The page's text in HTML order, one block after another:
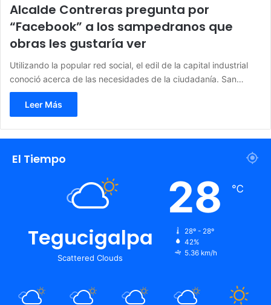
Alcalde Contreras pregunta por
“Facebook” a los sampedranos que
obras les gustaría ver
Utilizando la popular red social, el edil de la capital industrial
conoció acerca de las necesidades de la ciudadanía. San…
Leer Más
El Tiempo
Tegucigalpa
Scattered Clouds
28 ℃
28º - 28º
42%
5.36 km/h